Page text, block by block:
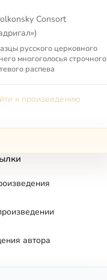
Consort
русского церковного
многоголосья строчного
распева
к произведению
автора